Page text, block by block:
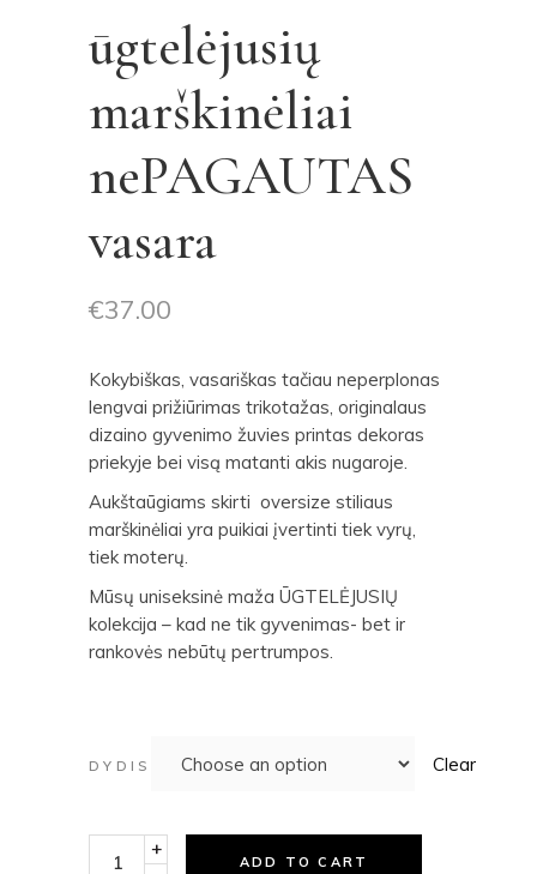
ūgtelėjusių
marškinėliai
nePAGAUTAS
vasara
€37.00
Kokybiškas, vasariškas tačiau neperplonas
lengvai prižiūrimas trikotažas, originalaus
dizaino gyvenimo žuvies printas dekoras
priekyje bei visą matanti akis nugaroje.
Aukštaūgiams skirti oversize stiliaus
marškinėliai yra puikiai įvertinti tiek vyrų,
tiek moterų.
Mūsų uniseksinė maža ŪGTELĖJUSIŲ
kolekcija – kad ne tik gyvenimas- bet ir
rankovės nebūtų pertrumpos.
DYDIS Clear
ūgtelėjusių marškinėliai nePAGAUTAS vasara quantity
+
ADD TO CART